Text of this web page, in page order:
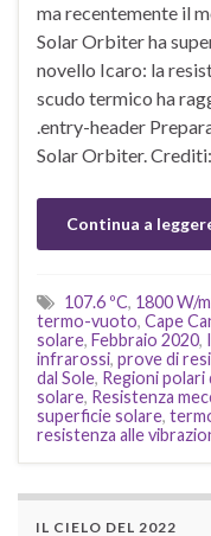
ma recentemente il
Solar Orbiter ha
novello Icaro: la
scudo termico ha
.entry-header
Solar Orbiter.
Continua a
107.6 ºC, 1800 W/
termo-vuoto, Cape
solare, Febbraio 2020,
infrarossi, prove di
dal Sole, Regioni polari
solare, Resistenza
superficie solare,
resistenza alle
IL CIELO DEL 2022